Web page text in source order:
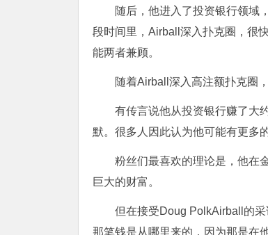
随后，他进入了投资银行领域
段时间里，Airball深入扑克圈，很
能两者兼顾。
随着Airball深入高注额扑克圈
有传言说他从投资银行赚了大
默。很多人因此认为他可能有更多的
粉丝们最喜欢的理论是，他在
巨大的财富。
但在接受Doug PolkAirball的
那笔钱是从哪里来的，因为那是在